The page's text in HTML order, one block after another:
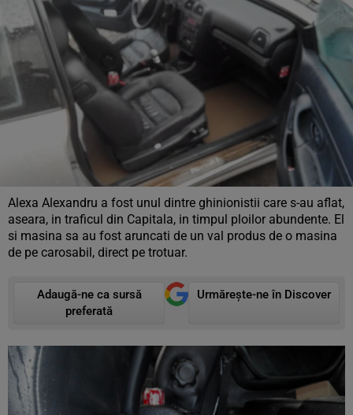
Alexa Alexandru a fost unul dintre ghinionistii care s-au aflat,
aseara, in traficul din Capitala, in timpul ploilor abundente. El
si masina sa au fost aruncati de un val produs de o masina
de pe carosabil, direct pe trotuar.
Adaugă-ne ca sursă
preferată
Urmărește-ne în Discover